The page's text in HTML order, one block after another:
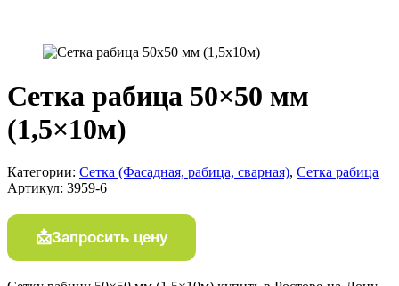
Сетка рабица 50×50 мм
(1,5×10м)
Категории: Сетка (Фасадная, рабица, сварная), Сетка рабица
Артикул: 3959-6
Запросить цену